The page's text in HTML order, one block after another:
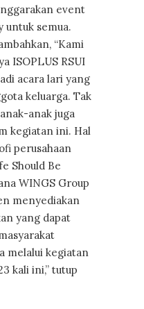
event
semua.
“Kami
ISOPLUS RSUI
acara lari yang
keluarga. Tak
anak juga
kegiatan ini. Hal
perusahaan
Should Be
WINGS Group
menyediakan
yang dapat
melalui kegiatan
kali ini,” tutup